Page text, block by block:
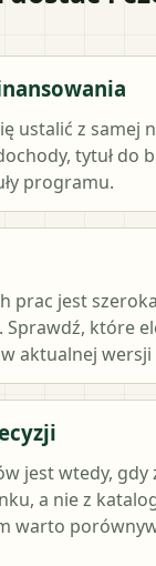
ustalić z samej
tytuł do
programu.
prac jest
Sprawdź, które
aktualnej
jest wtedy, gdy
a nie z
warto